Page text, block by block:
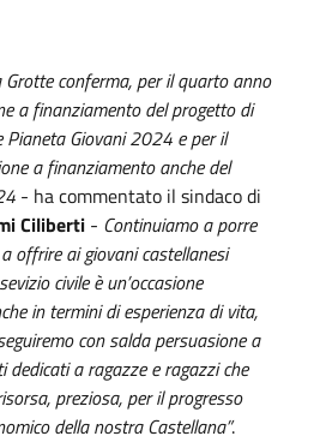
Grotte conferma, per il quarto anno
a finanziamento del progetto di
Pianeta Giovani 2024 e per il
a finanziamento anche del
- ha commentato il sindaco di
Ciliberti - Continuiamo a porre
offrire ai giovani castellanesi
civile è un’occasione
in termini di esperienza di vita,
con salda persuasione a
a ragazze e ragazzi che
preziosa, per il progresso
della nostra Castellana”.